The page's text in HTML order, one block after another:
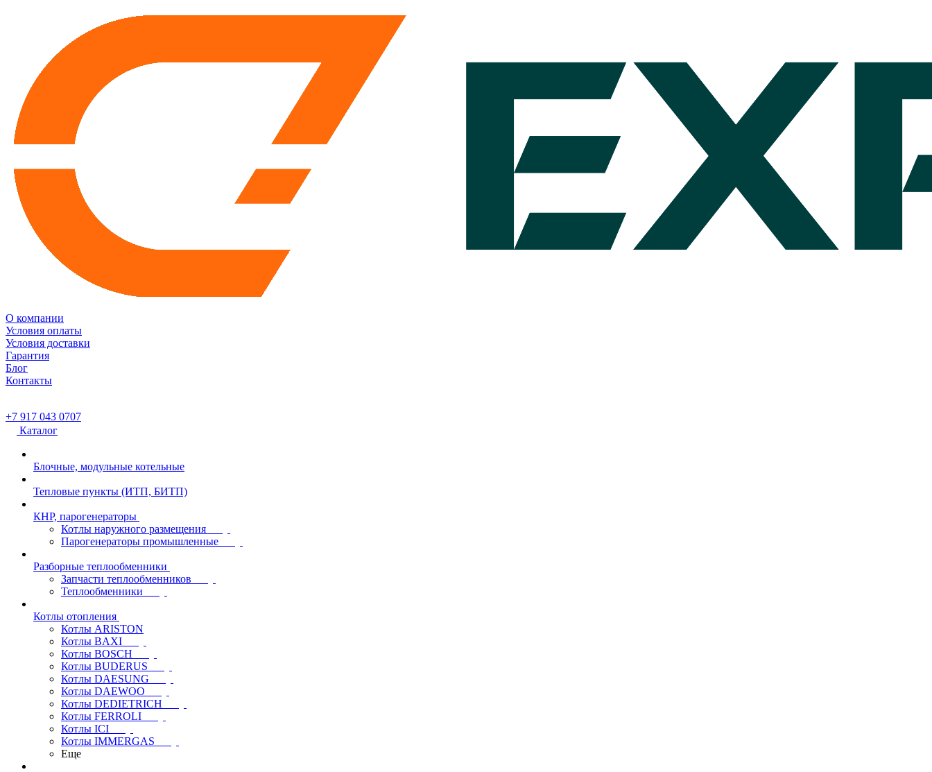
О компании
Условия оплаты
Условия доставки
Гарантия
Блог
Контакты
+7 917 043 0707
Каталог
Блочные, модульные котельные
Тепловые пункты (ИТП, БИТП)
КНР, парогенераторы
Котлы наружного размещения
Парогенераторы промышленные
Разборные теплообменники
Запчасти теплообменников
Теплообменники
Котлы отопления
Котлы ARISTON
Котлы BAXI
Котлы BOSCH
Котлы BUDERUS
Котлы DAESUNG
Котлы DAEWOO
Котлы DEDIETRICH
Котлы FERROLI
Котлы ICI
Котлы IMMERGAS
Еще